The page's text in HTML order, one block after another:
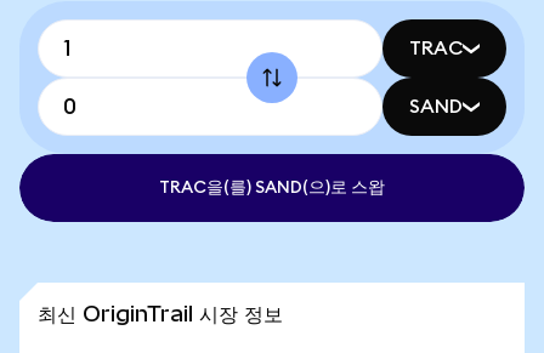
TRAC
SAND
TRAC을(를) SAND(으)로 스왑
최신 OriginTrail 시장 정보